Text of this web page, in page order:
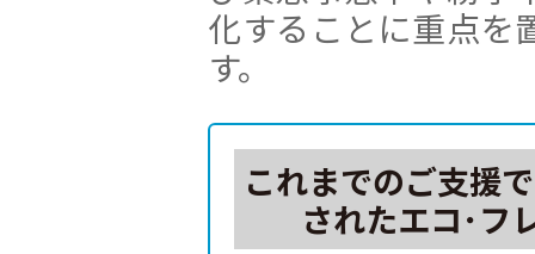
化することに重点を
す。
これまでのご支援
されたエコ･フ